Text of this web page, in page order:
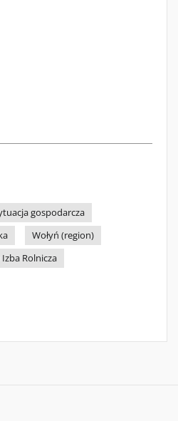
gospodarcza
Wołyń (region)
Izba Rolnicza